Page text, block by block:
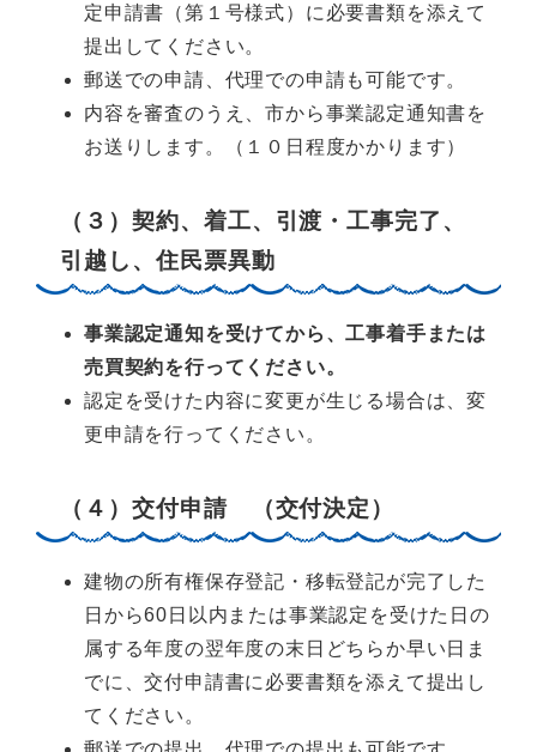
定申請書（第１号様式）に必要書類を添えて
提出してください。
郵送での申請、代理での申請も可能です。
内容を審査のうえ、市から事業認定通知書を
お送りします。（１０日程度かかります）
（３）契約、着工、引渡・工事完了、
引越し、住民票異動
事業認定通知を受けてから、工事着手または
売買契約を行ってください。
認定を受けた内容に変更が生じる場合は、変
更申請を行ってください。
（４）交付申請 （交付決定）
建物の所有権保存登記・移転登記が完了した
日から60日以内または事業認定を受けた日の
属する年度の翌年度の末日どちらか早い日ま
でに、交付申請書に必要書類を添えて提出し
てください。